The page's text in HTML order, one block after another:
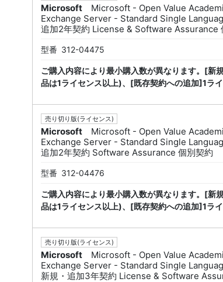
Microsoft
Microsoft - Open Value
Exchange Server - Standard Single
追加2年契約 License & Software Assurance
型番 312-04475
ご購入内容により最小購入数が異なります。[新
品は1ライセンス以上)、[既存契約への追加]1ラ
売り切り版(ライセンス)
Microsoft
Microsoft - Open Value
Exchange Server - Standard Single
追加2年契約 Software Assurance 個別契約
型番 312-04476
ご購入内容により最小購入数が異なります。[新
品は1ライセンス以上)、[既存契約への追加]1ラ
売り切り版(ライセンス)
Microsoft
Microsoft - Open Value
Exchange Server - Standard Single
新規・追加3年契約 License & Software